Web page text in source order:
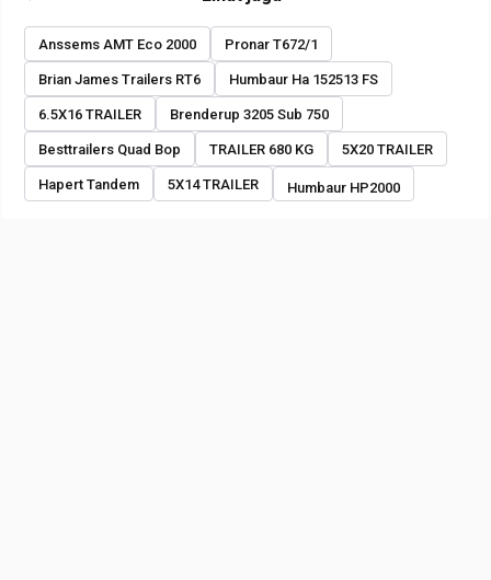
Anssems AMT Eco 2000 Pronar T672/1
Brian James Trailers RT6 Humbaur Ha 152513 FS
6.5X16 TRAILER Brenderup 3205 Sub 750
Besttrailers Quad Bop TRAILER 680 KG 5X20 TRAILER
Hapert Tandem 5X14 TRAILER Humbaur HP2000